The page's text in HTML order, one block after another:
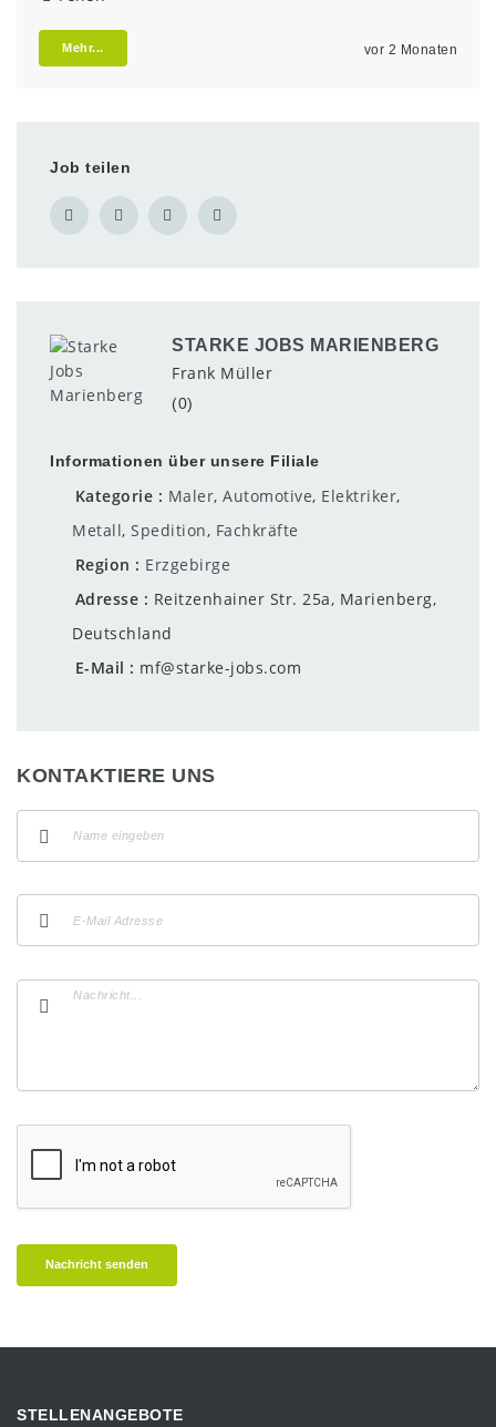
Mehr... vor 2 Monaten
Job teilen
STARKE JOBS MARIENBERG
Frank Müller
(0)
Informationen über unsere Filiale
Kategorie Maler, Automotive, Elektriker,
Metall, Spedition, Fachkräfte
Region
Erzgebirge
Adresse
Reitzenhainer Str. 25a, Marienberg,
Deutschland
E-Mail
mf@starke-jobs.com
KONTAKTIERE UNS
Nachricht senden
STELLENANGEBOTE